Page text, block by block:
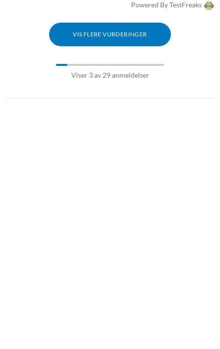
Powered By TestFreaks
VIS FLERE VURDERINGER
Viser 3 av 29 anmeldelser